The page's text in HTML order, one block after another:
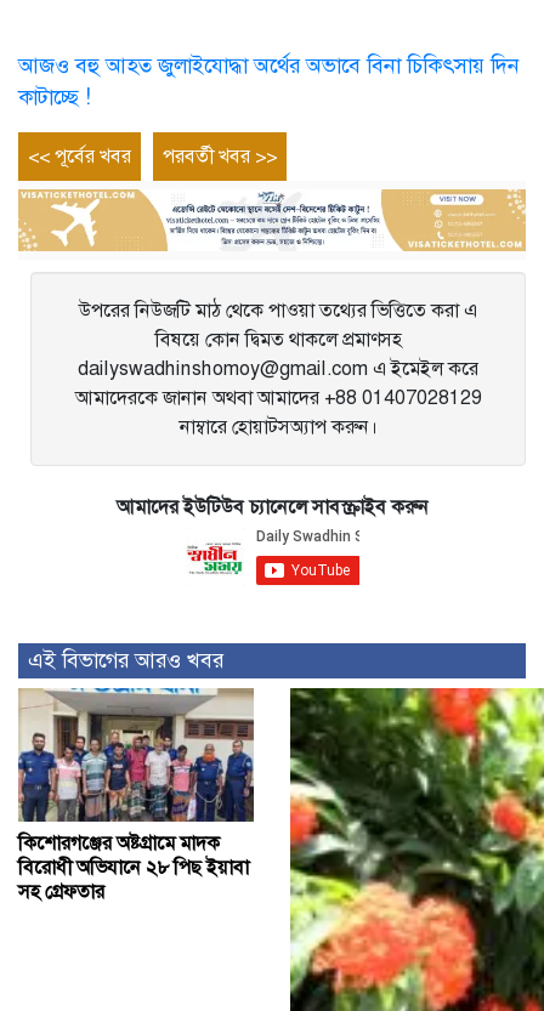
আজও বহু আহত জুলাইযোদ্ধা অর্থের অভাবে বিনা চিকিৎসায় দিন
কাটাচ্ছে !
Post
navigation
<< পূর্বের খবর
Previous
entry
পরবর্তী খবর >>
উপরের নিউজটি মাঠ থেকে পাওয়া তথ্যের ভিত্তিতে করা এ
বিষয়ে কোন দ্বিমত থাকলে প্রমাণসহ
dailyswadhinshomoy@gmail.com এ ইমেইল করে
আমাদেরকে জানান অথবা আমাদের +88 01407028129
নাম্বারে হোয়াটসঅ্যাপ করুন।
আমাদের ইউটিউব চ্যানেলে সাবস্ক্রাইব করুন
এই বিভাগের আরও খবর
কিশোরগঞ্জের ‎অষ্টগ্রামে মাদক
বিরোধী অভিযানে ২৮ পিছ ইয়াবা
সহ গ্রেফতার